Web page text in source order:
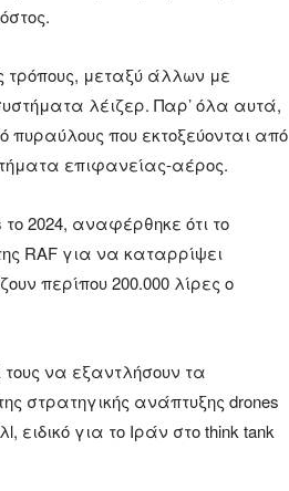
τρόπους, μεταξύ άλλων με
λέιζερ. Παρ’ όλα αυτά,
που εκτοξεύονται από
επιφανείας-αέρος.
2024, αναφέρθηκε ότι το
RAF για να καταρρίψει
περίπου 200.000 λίρες ο
να εξαντλήσουν τα
στρατηγικής ανάπτυξης drones
για το Ιράν στο think tank